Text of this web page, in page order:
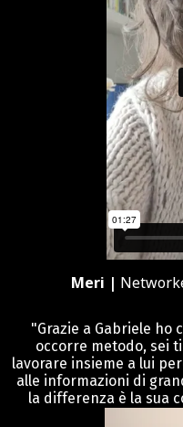
Meri |
"Grazie a Gabriele ho
occorre metodo, sei
lavorare insieme a lui
alle informazioni di
la differenza è la sua